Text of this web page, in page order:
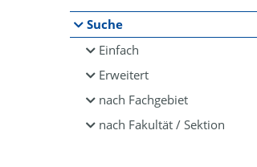
Suche
Einfach
Erweitert
nach Fachgebiet
nach Fakultät / Sektion